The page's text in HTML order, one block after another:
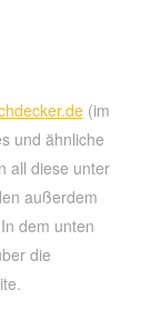
(im
und ähnliche
all diese unter
außerdem
dem unten
die